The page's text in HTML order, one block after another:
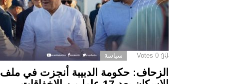
0
Votes سياسة
الزحاف: حكومة الدبيبة أنجزت في ملف